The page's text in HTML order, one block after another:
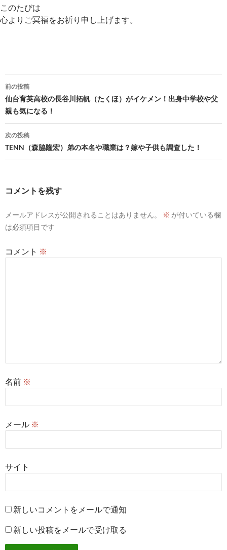
このたびは
心よりご冥福をお祈り申し上げます。
投
稿
ナ
ビ
ゲ
シ
ン
前の投稿
仙台育英高校の長谷川拓帆（たくほ）がイケメン！出身中学校や父
親も気になる！
次の投稿
TENN（森脇隆宏）弟の本名や職業は？嫁や子供も調査した！
コメントを残す
メールアドレスが公開されることはありません。 ※ が付いている欄
は必須項目です
コメント ※
名前 ※
メール ※
サイト
新しいコメントをメールで通知
新しい投稿をメールで受け取る